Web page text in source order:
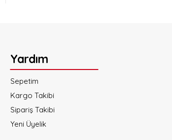
Yardım
Sepetim
Kargo Takibi
Sipariş Takibi
Yeni Üyelik